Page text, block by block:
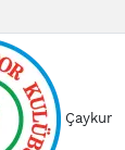
Çaykur